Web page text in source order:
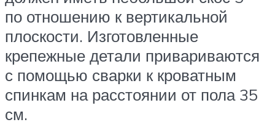
по отношению к вертикальной
плоскости. Изготовленные
крепежные детали привариваются
с помощью сварки к кроватным
спинкам на расстоянии от пола 35
см.